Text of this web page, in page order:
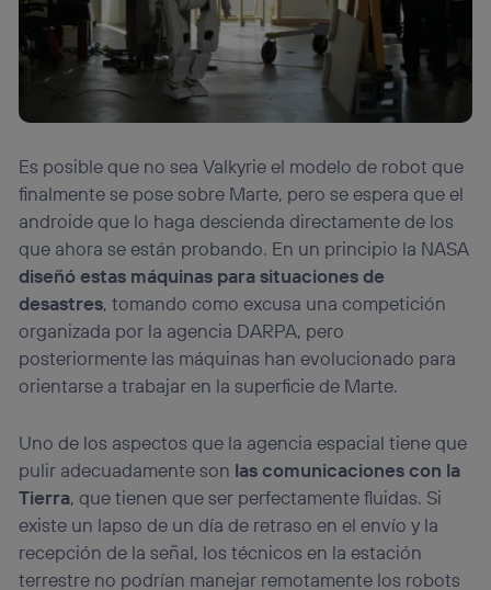
Es posible que no sea Valkyrie el modelo de robot que
finalmente se pose sobre Marte, pero se espera que el
androide que lo haga descienda directamente de los
que ahora se están probando. En un principio la NASA
diseñó estas máquinas para situaciones de
desastres, tomando como excusa una competición
organizada por la agencia DARPA, pero
posteriormente las máquinas han evolucionado para
orientarse a trabajar en la superficie de Marte.
Uno de los aspectos que la agencia espacial tiene que
pulir adecuadamente son las comunicaciones con la
Tierra, que tienen que ser perfectamente fluidas. Si
existe un lapso de un día de retraso en el envío y la
recepción de la señal, los técnicos en la estación
terrestre no podrían manejar remotamente los robots